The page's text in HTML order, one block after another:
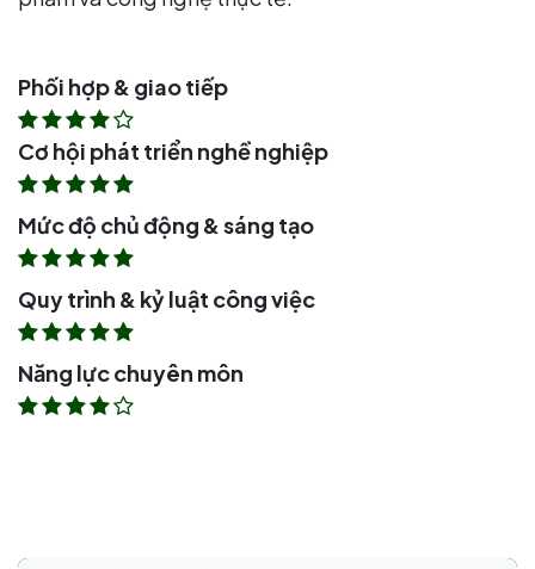
Phối hợp & giao tiếp
Cơ hội phát triển nghề nghiệp
Mức độ chủ động & sáng tạo
Quy trình & kỷ luật công việc
Năng lực chuyên môn